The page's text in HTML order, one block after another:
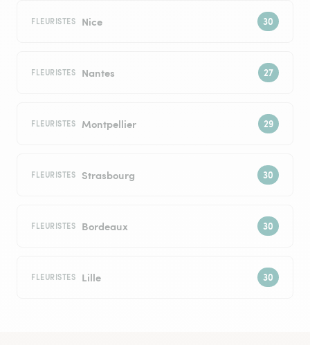
FLEURISTES Nice
FLEURISTES Nantes
FLEURISTES Montpellier
FLEURISTES Strasbourg
FLEURISTES Bordeaux
FLEURISTES Lille